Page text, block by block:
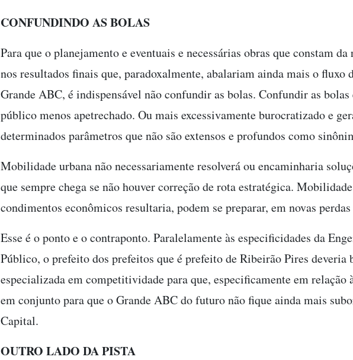
CONFUNDINDO AS BOLAS
Para que o planejamento e eventuais e necessárias obras que constam
nos resultados finais que, paradoxalmente, abalariam ainda mais o fluxo
Grande ABC, é indispensável não confundir as bolas. Confundir as
público menos apetrechado. Ou mais excessivamente burocratizado e
determinados parâmetros que não são extensos e profundos como
Mobilidade urbana não necessariamente resolverá ou encaminharia
que sempre chega se não houver correção de rota estratégica.
condimentos econômicos resultaria, podem se preparar, em novas
Esse é o ponto e o contraponto. Paralelamente às especificidades da
Público, o prefeito dos prefeitos que é prefeito de Ribeirão Pires deveria
especializada em competitividade para que, especificamente em relação
em conjunto para que o Grande ABC do futuro não fique ainda mais
Capital.
OUTRO LADO DA PISTA